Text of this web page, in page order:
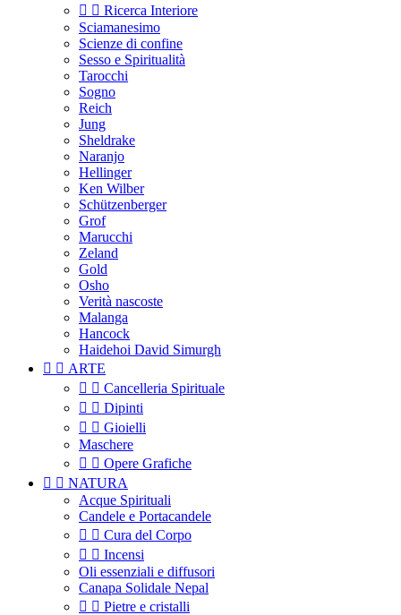
  Ricerca Interiore
Sciamanesimo
Scienze di confine
Sesso e Spiritualità
Tarocchi
Sogno
Reich
Jung
Sheldrake
Naranjo
Hellinger
Ken Wilber
Schützenberger
Grof
Marucchi
Zeland
Gold
Osho
Verità nascoste
Malanga
Hancock
Haidehoi David Simurgh
  ARTE
  Cancelleria Spirituale
  Dipinti
  Gioielli
Maschere
  Opere Grafiche
  NATURA
Acque Spirituali
Candele e Portacandele
  Cura del Corpo
  Incensi
Oli essenziali e diffusori
Canapa Solidale Nepal
  Pietre e cristalli